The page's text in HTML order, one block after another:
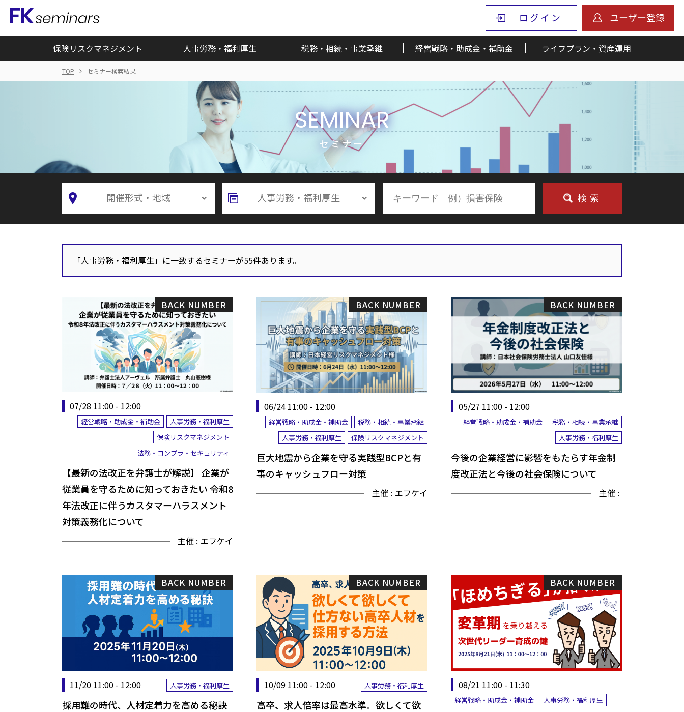
ログイン ユーザー登録
保険リスクマネジメント 人事労務・福利厚生 税務・相続・事業承継 経営戦略・助成金・補助金 ライフプラン・資産運用
TOP セミナー検索結果
SEMINAR
セミナー
開催形式・地域 人事労務・福利厚生 検索
「人事労務・福利厚生」に一致するセミナーが55件あります。
BACK NUMBER
07/28 11:00 - 12:00
経営戦略・助成金・補助金
人事労務・福利厚生
保険リスクマネジメント
法務・コンプラ・セキュリティ
【最新の法改正を弁護士が解説】 企業が
従業員を守るために知っておきたい 令和8
年法改正に伴うカスタマーハラスメント
対策義務化について
主催 : エフケイ
BACK NUMBER
06/24 11:00 - 12:00
経営戦略・助成金・補助金
税務・相続・事業承継
人事労務・福利厚生
保険リスクマネジメント
巨大地震から企業を守る実践型BCPと有
事のキャッシュフロー対策
主催 : エフケイ
BACK NUMBER
05/27 11:00 - 12:00
経営戦略・助成金・補助金
税務・相続・事業承継
人事労務・福利厚生
今後の企業経営に影響をもたらす年金制
度改正法と今後の社会保険について
主催 :
BACK NUMBER
11/20 11:00 - 12:00 人事労務・福利厚生
採用難の時代、人材定着力を高める秘訣
BACK NUMBER
10/09 11:00 - 12:00 人事労務・福利厚生
高卒、求人倍率は最高水準。欲しくて欲
BACK NUMBER
08/21 11:00 - 11:30
経営戦略・助成金・補助金 人事労務・福利厚生